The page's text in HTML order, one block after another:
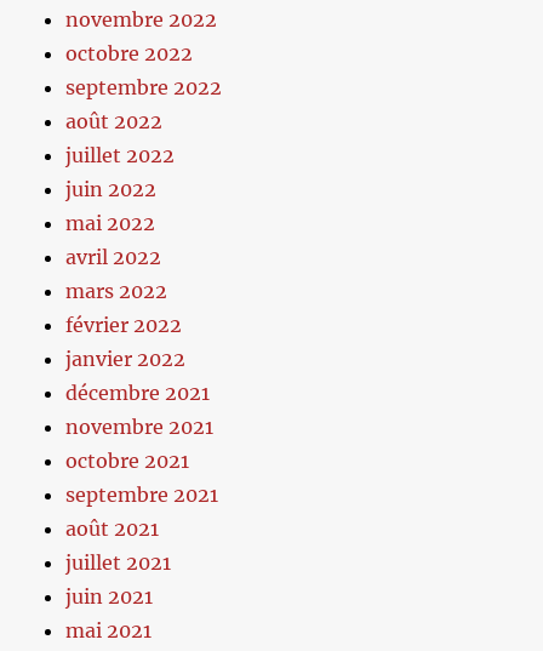
novembre 2022
octobre 2022
septembre 2022
août 2022
juillet 2022
juin 2022
mai 2022
avril 2022
mars 2022
février 2022
janvier 2022
décembre 2021
novembre 2021
octobre 2021
septembre 2021
août 2021
juillet 2021
juin 2021
mai 2021